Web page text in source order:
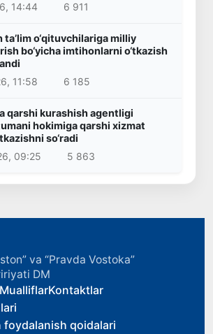
14:44
6 911
ta’lim o‘qituvchilariga milliy
bo‘yicha imtihonlarni o‘tkazish
11:58
6 185
qarshi kurashish agentligi
hokimiga qarshi xizmat
so‘radi
09:25
5 863
va “Pravda Vostoka”
DM
MualliflarKontaktlar
foydalanish qoidalari